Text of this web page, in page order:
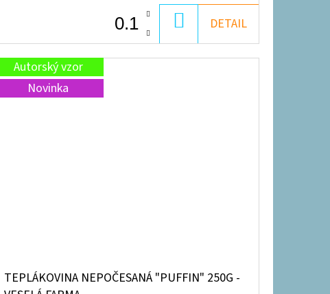
KOŠÍKU
DETAIL
Autorský vzor
Novinka
TEPLÁKOVINA NEPOČESANÁ "PUFFIN" 250G -